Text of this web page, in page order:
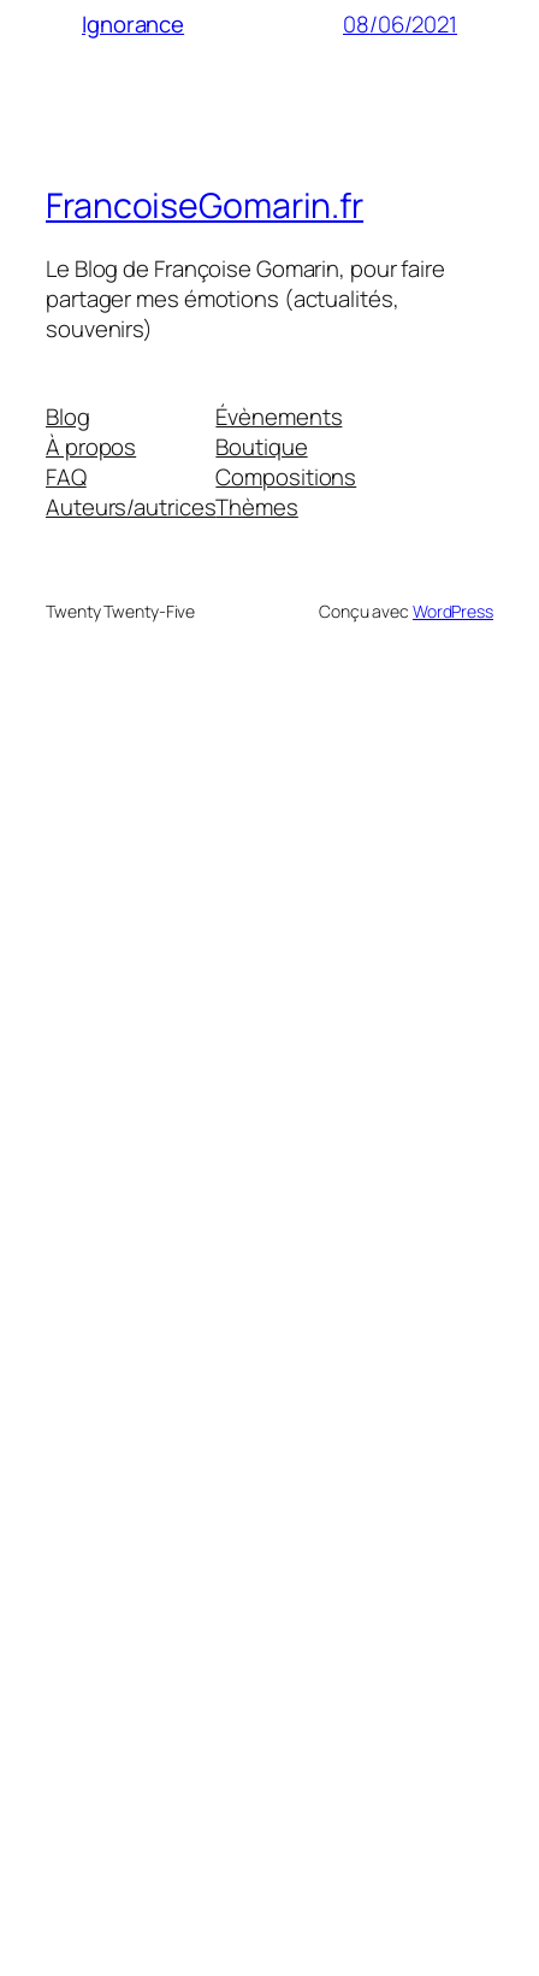
Ignorance 08/06/2021
FrancoiseGomarin.fr
Le Blog de Françoise Gomarin, pour faire
partager mes émotions (actualités,
souvenirs)
Blog
À propos
FAQ
Auteurs/autrices
Évènements
Boutique
Compositions
Thèmes
Twenty Twenty-Five Conçu avec WordPress